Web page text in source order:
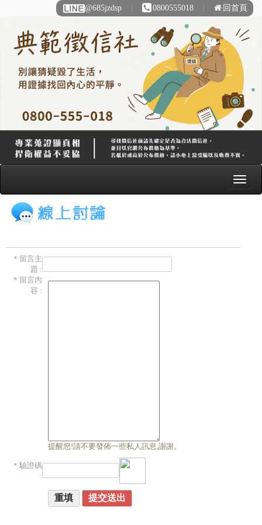
@685jzdsp 0800555018 回首頁
* 留言主
題 :
* 留言內
容 :
提醒您!請不要發佈一些私人訊息,謝謝。
* 驗證碼
: